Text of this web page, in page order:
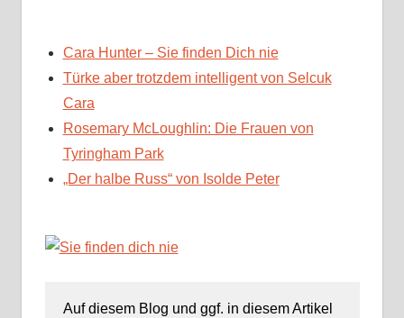
Cara Hunter – Sie finden Dich nie
Türke aber trotzdem intelligent von Selcuk
Cara
Rosemary McLoughlin: Die Frauen von
Tyringham Park
„Der halbe Russ“ von Isolde Peter
Auf diesem Blog und ggf. in diesem Artikel